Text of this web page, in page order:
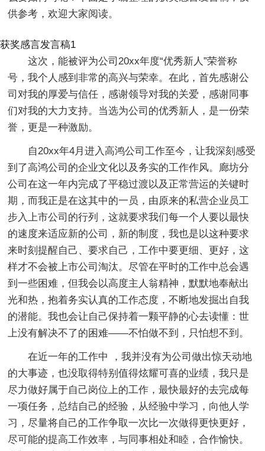
供参考，欢迎大家阅读。
获奖感言发言稿1
这次，能被评为公司20xx年度“优秀新人”荣誉称
号，我个人感到非常的高兴与荣幸。在此，首先感谢公
司对我的厚爱与信任，感谢领导对我的关爱，感谢同事
们对我的大力支持。当选为公司的优秀新人，是一份荣
誉，更是一种激励。
自20xx年4月进入高鸿公司工作至今，让我深刻感受
到了高鸿公司的企业文化以及务实的工作作风。廊坊分
公司在这一年内完成了平稳过渡以及正常营运的关键时
期，而我正是在这其中的一员，由原来的私营企业员工
步入上市公司的行列，这就要求我们每一个人要以最快
的速度来适应新的公司，新的制度，我也是以这种要求
来时刻提醒自己、要求自己，工作中要更细、更好，这
样才不会被上市公司淘汰。尽管在平时的工作中总会遇
到一些困难，但我会以高度主人翁精神，默默地奉献出
光和热，抱着务实认真的工作态度，不断地发掘出自我
的潜能。我也会让自己保持着一颗平静的心去读懂：世
上没有解决不了的困难——不怕做不到，只怕想不到。
在近一年的工作中 ，我并没有为公司做出惊天动地
的大事迹，也没取得特别值得炫耀可喜的业绩，我只是
尽力做好属于自己岗位上的工作，最快最好的去完成每
一项任务，总结自己的经验，从经验中学习，向他人学
习，尽量将自己的工作争取一次比一次做得更快更好，
尽可能的提高工作效率，与同事相处和睦，合作愉快。